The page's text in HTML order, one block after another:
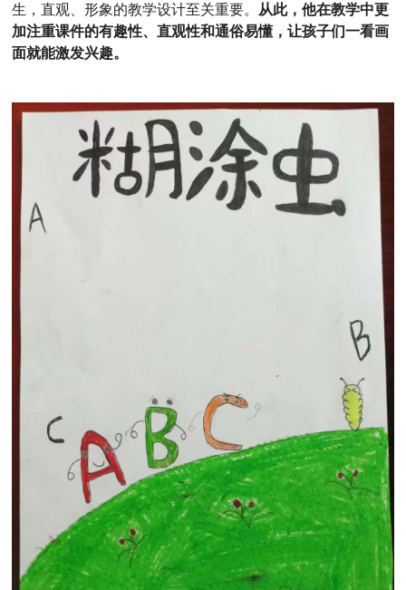
生，直观、形象的教学设计至关重要。 从此，他在教学中更
加注重课件的有趣性、直观性和通俗易懂，让孩子们一看画
面就能激发兴趣。